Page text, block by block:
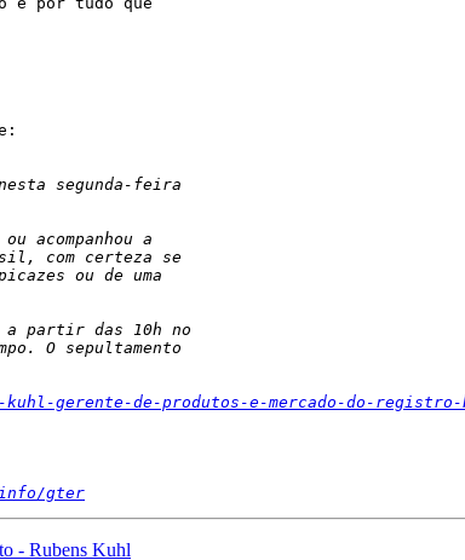
gerente-de-produtos-e-mercado-do-
gter
- Rubens Kuhl